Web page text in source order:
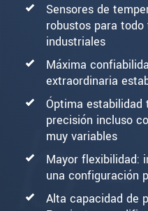
Sensores de
robustos para
industriales
Máxima
extraordinaria
Óptima estabilidad
precisión incluso
muy variables
Mayor flexibilidad:
una configuración
Alta capacidad de